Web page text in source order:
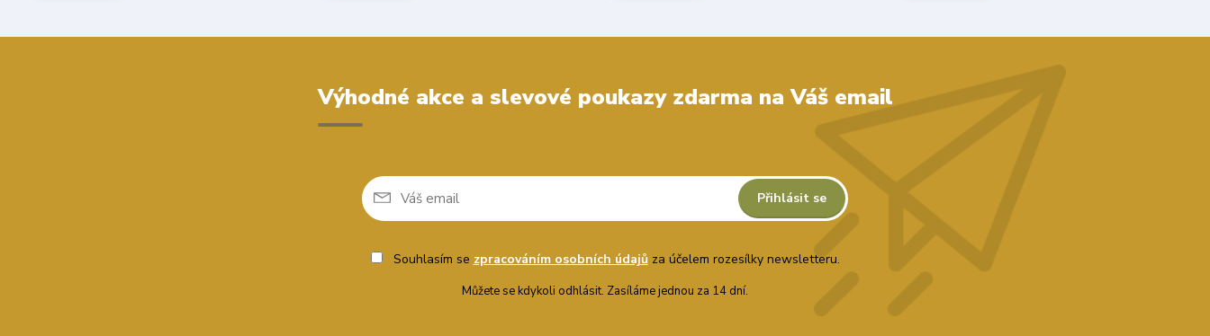
Výhodné akce a slevové poukazy zdarma na Váš email
Přihlásit se
Souhlasím se zpracováním osobních údajůza účelem rozesílky newsletteru.
Můžete se kdykoli odhlásit. Zasíláme jednou za 14 dní.